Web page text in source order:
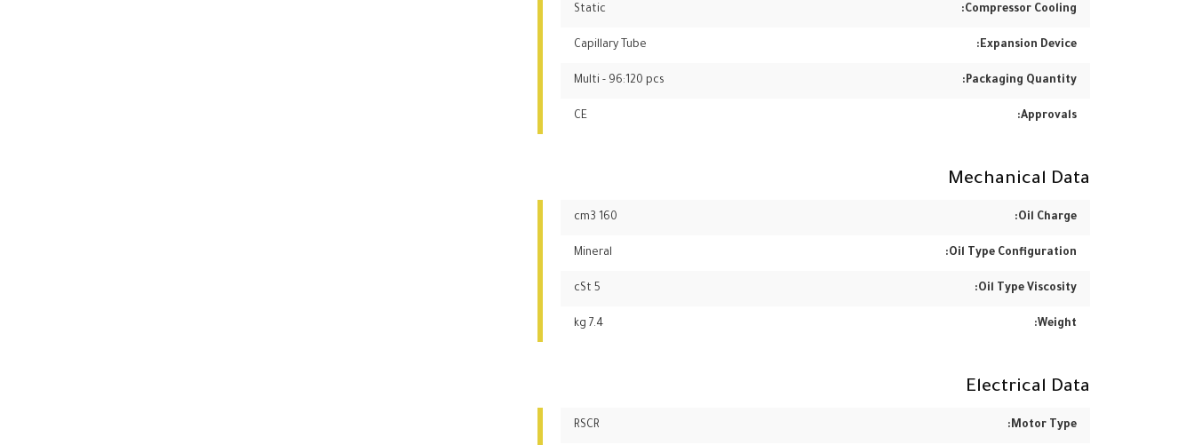
Compressor Cooling:
Static
Expansion Device:
Capillary Tube
Packaging Quantity:
Multi - 96:120 pcs
Approvals:
CE
Mechanical Data
Oil Charge:
160 cm3
Oil Type Configuration:
Mineral
Oil Type Viscosity:
5 cSt
Weight:
7.4 kg
Electrical Data
Motor Type:
RSCR